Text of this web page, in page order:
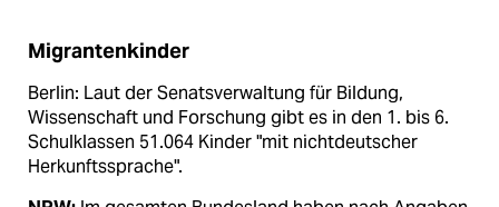
Migrantenkinder
Berlin: Laut der Senatsverwaltung für Bildung,
Wissenschaft und Forschung gibt es in den 1. bis 6.
Schulklassen 51.064 Kinder "mit nichtdeutscher
Herkunftssprache".